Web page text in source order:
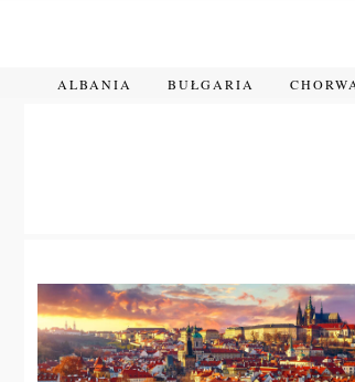
ALBANIA BUŁGARIA